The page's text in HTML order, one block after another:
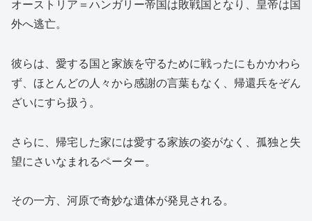
オーストリア＝ハンガリー帝国は敗戦国となり、皇帝は国
外へ逃亡。
彼らは、愛する国と家族を守るために戦ったにもかかわら
ず、ほとんどの人々から感謝の言葉もなく、帰還兵をぞん
ざいにすら扱う。
さらに、帰宅した家には愛する家族の姿がなく、孤独と失
望にさいなまれるペーター。
その一方、河原で奇妙な遺体が発見される。